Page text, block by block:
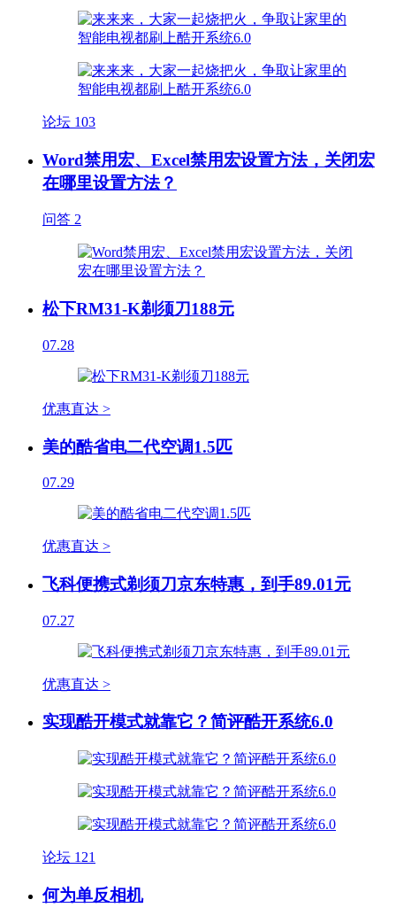
论坛 103
Word禁用宏、Excel禁用宏设置方法，关闭宏
在哪里设置方法？
问答 2
松下RM31-K剃须刀188元
07.28
优惠直达 >
美的酷省电二代空调1.5匹
07.29
优惠直达 >
飞科便携式剃须刀京东特惠，到手89.01元
07.27
优惠直达 >
实现酷开模式就靠它？简评酷开系统6.0
论坛 121
何为单反相机